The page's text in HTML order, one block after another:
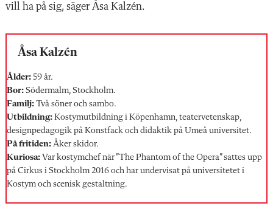
vill ha på sig, säger Åsa Kalzén.
Åsa Kalzén
Ålder: 59 år.
Bor: Södermalm, Stockholm.
Familj: Två söner och sambo.
Utbildning: Kostym­utbildning i Köpenhamn, teatervetenskap,
designpedagogik på Konstfack och didaktik på Umeå universitet.
På fritiden: Åker skidor.
Kuriosa: Var kostymchef när ”The Phantom of the Opera” sattes upp
på Cirkus i Stockholm 2016 och har undervisat på universitetet i
Kostym och scenisk gestaltning.